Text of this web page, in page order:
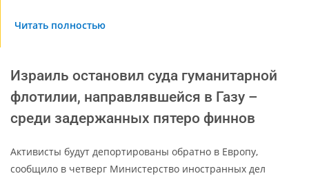
Читать полностью
Израиль остановил суда гуманитарной
флотилии, направлявшейся в Газу –
среди задержанных пятеро финнов
Активисты будут депортированы обратно в Европу,
сообщило в четверг Министерство иностранных дел